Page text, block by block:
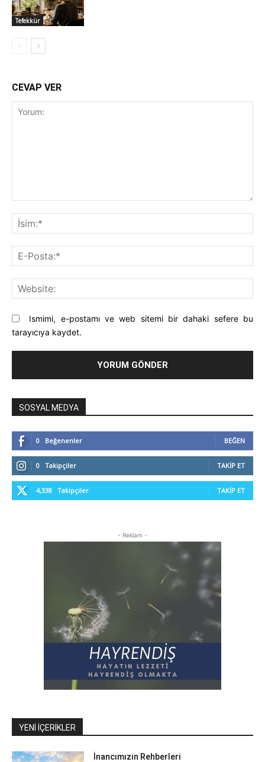
Tefekkür
CEVAP VER
Ismimi, e-postamı ve web sitemi bir dahaki sefere bu
tarayıcıya kaydet.
SOSYAL MEDYA
0 Beğenenler BEĞEN
0 Takipçiler TAKIP ET
4,338 Takipçiler TAKIP ET
- Reklam -
YENI İÇERIKLER
İnancımızın Rehberleri